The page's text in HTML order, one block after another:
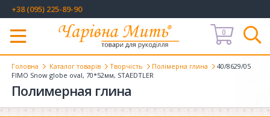
+38 (095) 225-89-90
Меню
0
Головна Каталог товарів Творчість Полімерна глина
40/8629/05
FIMO Snow globe oval, 70*52мм, STAEDTLER
Полимерная глина